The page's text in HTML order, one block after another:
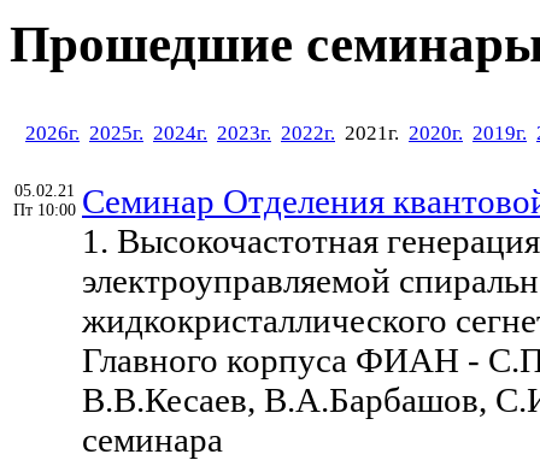
Прошедшие
2026г. 2025г. 2024г. 2023г. 2022г. 2021г. 2020г. 2019г.
05.02.21
Пт 10:00 Семинар Отделения
1. Высокочастотная
электроуправляемой
жидкокристаллического
Главного корпуса ФИАН -
В.В.Кесаев, В.А.Барбашов,
семинара